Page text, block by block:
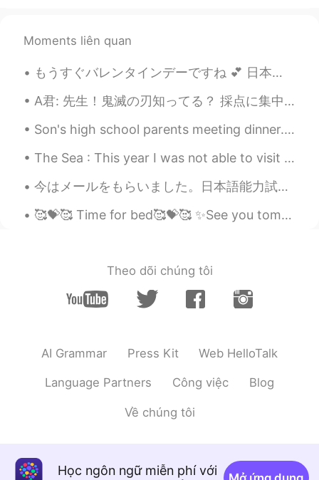
Moments liên quan
もうすぐバレンタインデーですね 💕 日本と比べて、イギリスの慣習は違いますね 😲 It’s nearly Valentine’s Day 💕 Compared to Japan, the cus...
A君: 先生！鬼滅の刃知ってる？ 採点に集中してるふりしてるエル: ん？なに？ A君: 鬼滅の刃！ エル:ん？羊の前歯？ A君: ...違うよ！先生、聞いて！鬼滅の刃！ エル: だからなんで羊の...
Son's high school parents meeting dinner... Having Indian food and Hong Kong style desserts. Gr...
The Sea : This year I was not able to visit my home country for obvious reasons. I was looking...
今はメールをもらいました。日本語能力試験に合格できたんです！とても嬉しくて三年目の日本語の授業をとります。 全部のハロートークの友達のおかげで、テストにごうかくしました。ありがとうございました...
🥰💝🥰 Time for bed🥰💝🥰 ✨See you tomorrow and have a nice day ✨ Please share your favorite TV serie...
Theo dõi chúng tôi
AI Grammar Press Kit Web HelloTalk
Language Partners Công việc Blog
Về chúng tôi
Học ngôn ngữ miễn phí với